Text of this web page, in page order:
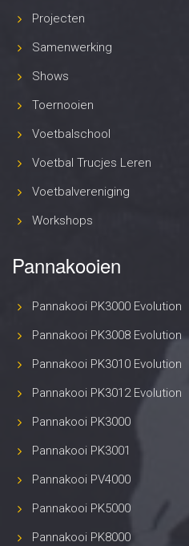
Projecten
Samenwerking
Shows
Toernooien
Voetbalschool
Voetbal Trucjes Leren
Voetbalvereniging
Workshops
Pannakooien
Pannakooi PK3000 Evolution
Pannakooi PK3008 Evolution
Pannakooi PK3010 Evolution
Pannakooi PK3012 Evolution
Pannakooi PK3000
Pannakooi PK3001
Pannakooi PV4000
Pannakooi PK5000
Pannakooi PK8000